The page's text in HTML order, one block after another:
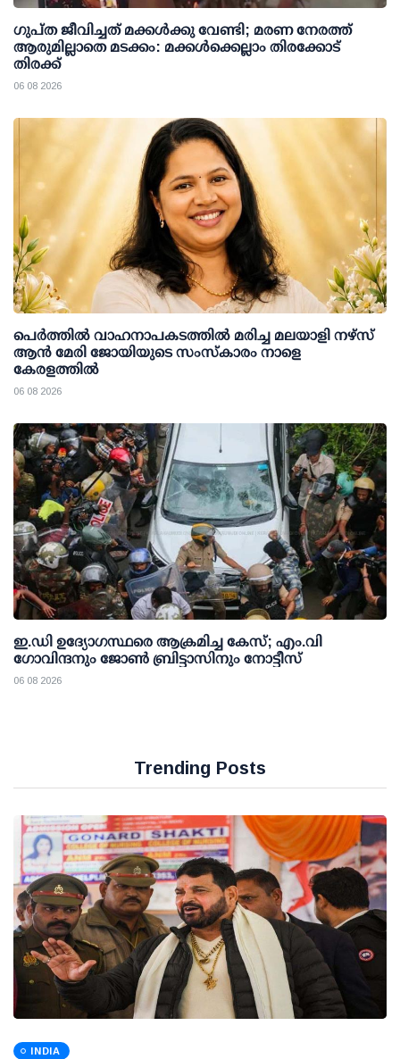
ഗുപ്ത ജീവിച്ചത് മക്കള്‍ക്കു വേണ്ടി; മരണ നേരത്ത്
ആരുമില്ലാതെ മടക്കം: മക്കള്‍ക്കെല്ലാം തിരക്കോട്
തിരക്ക്
06 08 2026
പെർത്തിൽ വാഹനാപകടത്തിൽ മരിച്ച മലയാളി നഴ്സ്
ആൻ മേരി ജോയിയുടെ സംസ്കാരം നാളെ
കേരളത്തിൽ
06 08 2026
ഇ.ഡി ഉദ്യോഗസ്ഥരെ ആക്രമിച്ച കേസ്; എം.വി
ഗോവിന്ദനും ജോണ്‍ ബ്രിട്ടാസിനും നോട്ടീസ്
06 08 2026
Trending Posts
INDIA